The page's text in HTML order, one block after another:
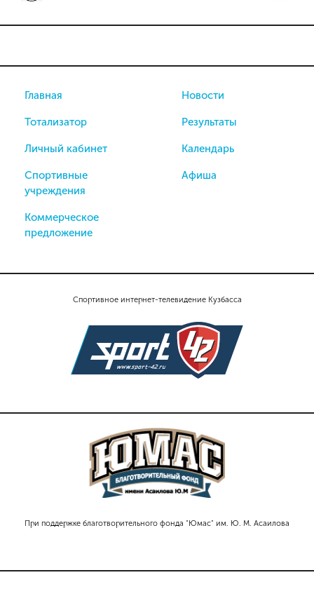
Спортивное интернет-телевидение Кузбасса
При поддержке благотворительного фонда "Юмас" им. Ю. М. Асаилова
Главная
Тотализатор
Личный кабинет
Спортивные
учреждения
Коммерческое
предложение
Новости
Результаты
Календарь
Афиша